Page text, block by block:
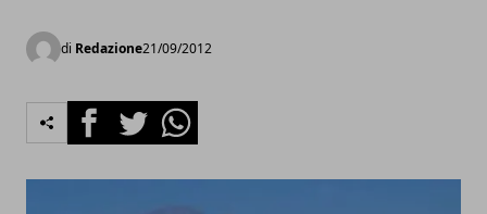
di Redazione21/09/2012
FacebookTwitterWhatsapp